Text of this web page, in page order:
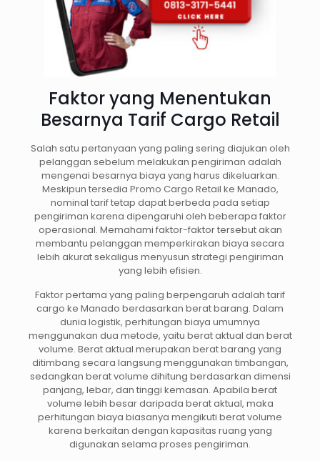
Faktor yang Menentukan
Besarnya Tarif Cargo Retail
Salah satu pertanyaan yang paling sering diajukan oleh
pelanggan sebelum melakukan pengiriman adalah
mengenai besarnya biaya yang harus dikeluarkan.
Meskipun tersedia Promo Cargo Retail ke Manado,
nominal tarif tetap dapat berbeda pada setiap
pengiriman karena dipengaruhi oleh beberapa faktor
operasional. Memahami faktor-faktor tersebut akan
membantu pelanggan memperkirakan biaya secara
lebih akurat sekaligus menyusun strategi pengiriman
yang lebih efisien.
Faktor pertama yang paling berpengaruh adalah tarif
cargo ke Manado berdasarkan berat barang. Dalam
dunia logistik, perhitungan biaya umumnya
menggunakan dua metode, yaitu berat aktual dan berat
volume. Berat aktual merupakan berat barang yang
ditimbang secara langsung menggunakan timbangan,
sedangkan berat volume dihitung berdasarkan dimensi
panjang, lebar, dan tinggi kemasan. Apabila berat
volume lebih besar daripada berat aktual, maka
perhitungan biaya biasanya mengikuti berat volume
karena berkaitan dengan kapasitas ruang yang
digunakan selama proses pengiriman.